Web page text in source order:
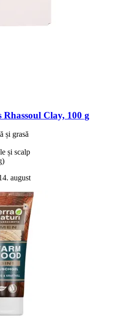
Rhassoul Clay, 100 g
și grasă
și scalp
august